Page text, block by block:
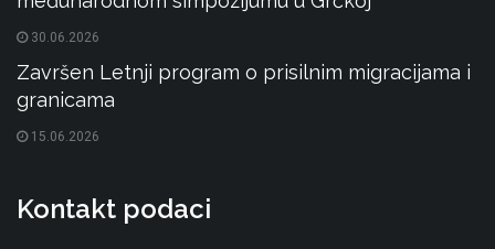
30.06.2026
Završen Letnji program o prisilnim migracijama i
granicama
15.06.2026
Kontakt podaci